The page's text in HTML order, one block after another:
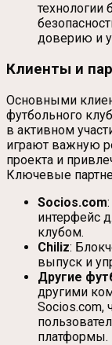
технологии
доверию и
Клиенты и
Основными
футбольного
в активном
играют важную
проекта и
Ключевые
Socios.com
интерфейс
клубом.
Chiliz:
выпуск и
Другие
другими
Socios.com,
платформы.